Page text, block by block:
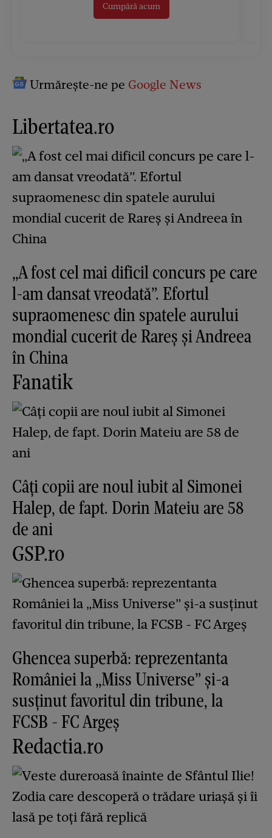
Cumpără acum
Urmărește-ne pe Google News
Libertatea.ro
„A fost cel mai dificil concurs pe care
l-am dansat vreodată”. Efortul
supraomenesc din spatele aurului
mondial cucerit de Rareș și Andreea
în China
Fanatik
Câți copii are noul iubit al Simonei
Halep, de fapt. Dorin Mateiu are 58
de ani
GSP.ro
Ghencea superbă: reprezentanta
României la „Miss Universe” și-a
susținut favoritul din tribune, la
FCSB - FC Argeș
Redactia.ro